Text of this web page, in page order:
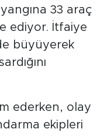
33 araç
ediyor. İtfaiye
büyüyerek
ederken, olay
ekipleri